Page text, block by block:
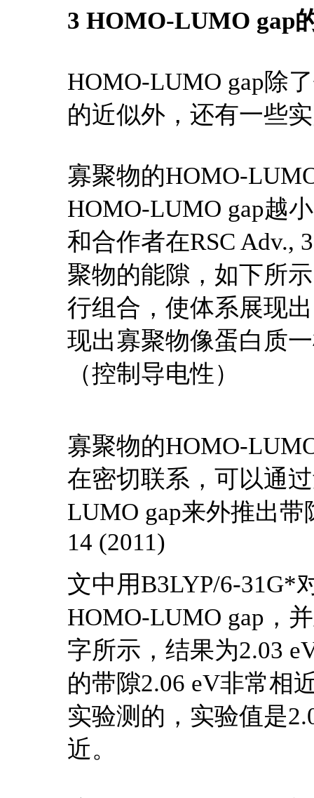
3 HOMO-LUMO gap
HOMO-LUMO gap除
的近似外，还有一些
寡聚物的HOMO-
HOMO-LUMO gap越
和合作者在RSC Adv.,
聚物的能隙，如下所
行组合，使体系展现
现出寡聚物像蛋白质
（控制导电性）
寡聚物的HOMO-
在密切联系，可以通
LUMO gap来外推出带
14 (2011)
文中用B3LYP/6-31G*
HOMO-LUMO gap，
字所示，结果为2.03
的带隙2.06 eV非常相
实验测的，实验值是
近。